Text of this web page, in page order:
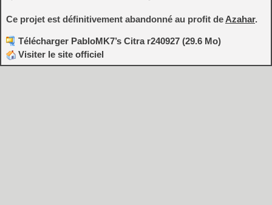
Ce projet est définitivement abandonné au profit de Azahar.
Télécharger PabloMK7’s Citra r240927 (29.6 Mo)
Visiter le site officiel